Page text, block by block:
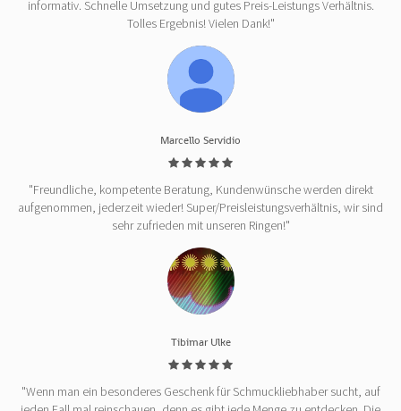
informativ. Schnelle Umsetzung und gutes Preis-Leistungs Verhältnis.
Tolles Ergebnis! Vielen Dank!"
Marcello Servidio
"Freundliche, kompetente Beratung, Kundenwünsche werden direkt
aufgenommen, jederzeit wieder! Super/Preisleistungsverhältnis, wir sind
sehr zufrieden mit unseren Ringen!"
Tibimar Ulke
"Wenn man ein besonderes Geschenk für Schmuckliebhaber sucht, auf